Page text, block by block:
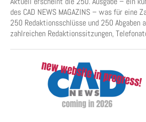
des CAD NEWS MAGAZINS – was für eine
250 Redaktionsschlüsse und 250 Abgaben
zahlreichen Redaktionssitzungen,